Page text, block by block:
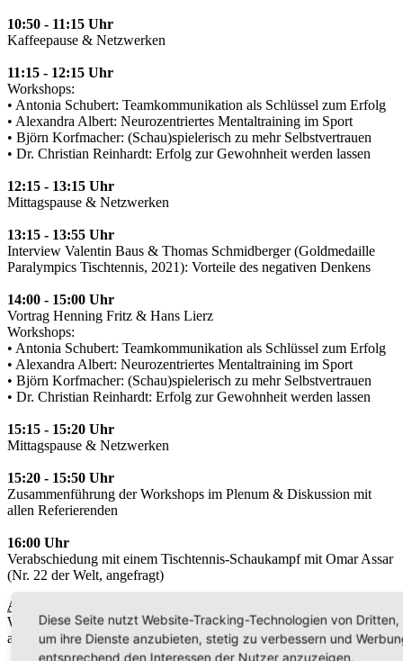
10:50 - 11:15 Uhr
Kaffeepause & Netzwerken
11:15 - 12:15 Uhr
Workshops:
• Antonia Schubert: Teamkommunikation als Schlüssel zum Erfolg
• Alexandra Albert: Neurozentriertes Mentaltraining im Sport
• Björn Korfmacher: (Schau)spielerisch zu mehr Selbstvertrauen
• Dr. Christian Reinhardt: Erfolg zur Gewohnheit werden lassen
12:15 - 13:15 Uhr
Mittagspause & Netzwerken
13:15 - 13:55 Uhr
Interview Valentin Baus & Thomas Schmidberger (Goldmedaille
Paralympics Tischtennis, 2021): Vorteile des negativen Denkens
14:00 - 15:00 Uhr
Vortrag Henning Fritz & Hans Lierz
Workshops:
• Antonia Schubert: Teamkommunikation als Schlüssel zum Erfolg
• Alexandra Albert: Neurozentriertes Mentaltraining im Sport
• Björn Korfmacher: (Schau)spielerisch zu mehr Selbstvertrauen
• Dr. Christian Reinhardt: Erfolg zur Gewohnheit werden lassen
15:15 - 15:20 Uhr
Mittagspause & Netzwerken
15:20 - 15:50 Uhr
Zusammenführung der Workshops im Plenum & Diskussion mit
allen Referierenden
16:00 Uhr
Verabschiedung mit einem Tischtennis-Schaukampf mit Omar Assar
(Nr. 22 der Welt, angefragt)
Anmeldung:
Wir freuen uns auf Ihre Anmeldung bis zum20. September 2024
an:
Diese Seite nutzt Website-Tracking-Technologien von Dritten,
um ihre Dienste anzubieten, stetig zu verbessern und
entsprechend den Interessen der Nutzer anzuzeigen.